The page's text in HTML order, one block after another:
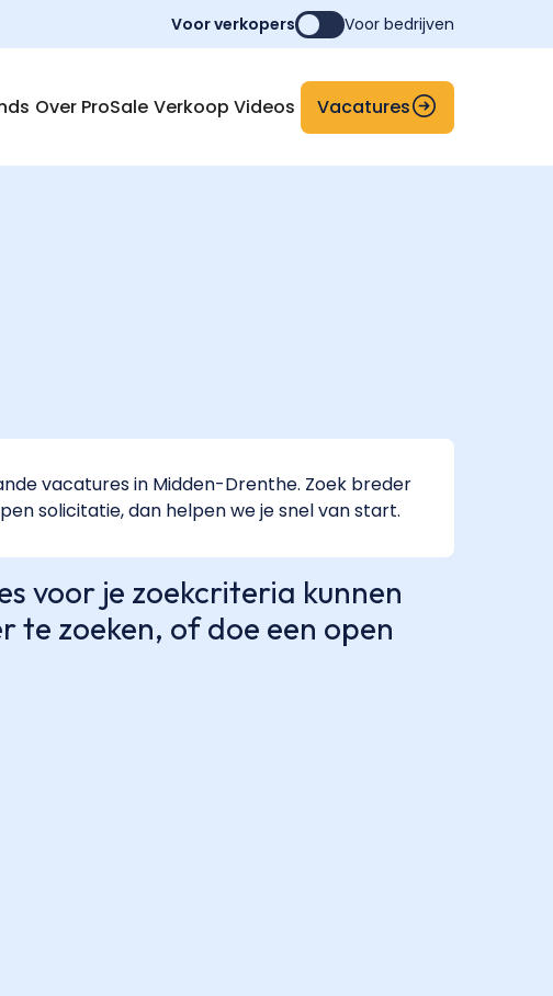
Voor verkopers Voor bedrijven
Over ProSale Verkoop Videos Vacatures
vacatures in Midden-Drenthe. Zoek breder
solicitatie, dan helpen we je snel van start.
voor je zoekcriteria kunnen
te zoeken, of doe een open